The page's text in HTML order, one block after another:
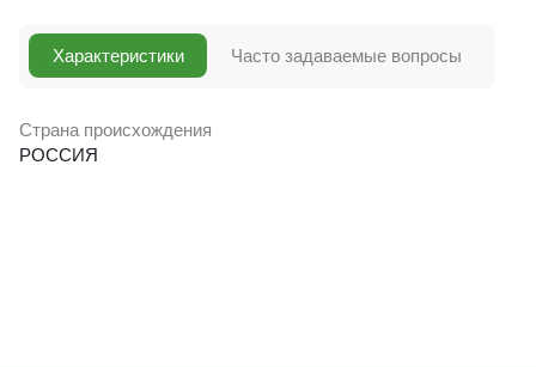
Характеристики
Страна происхождения
РОССИЯ
Часто задаваемые вопросы